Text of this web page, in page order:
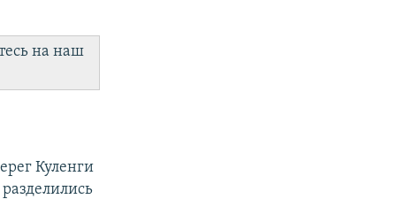
на наш
Куленги